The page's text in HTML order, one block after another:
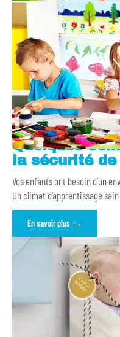
Quelques
la sécurité
Vos enfants ont besoin d’un
Un climat d’apprentissage
En savoir plus